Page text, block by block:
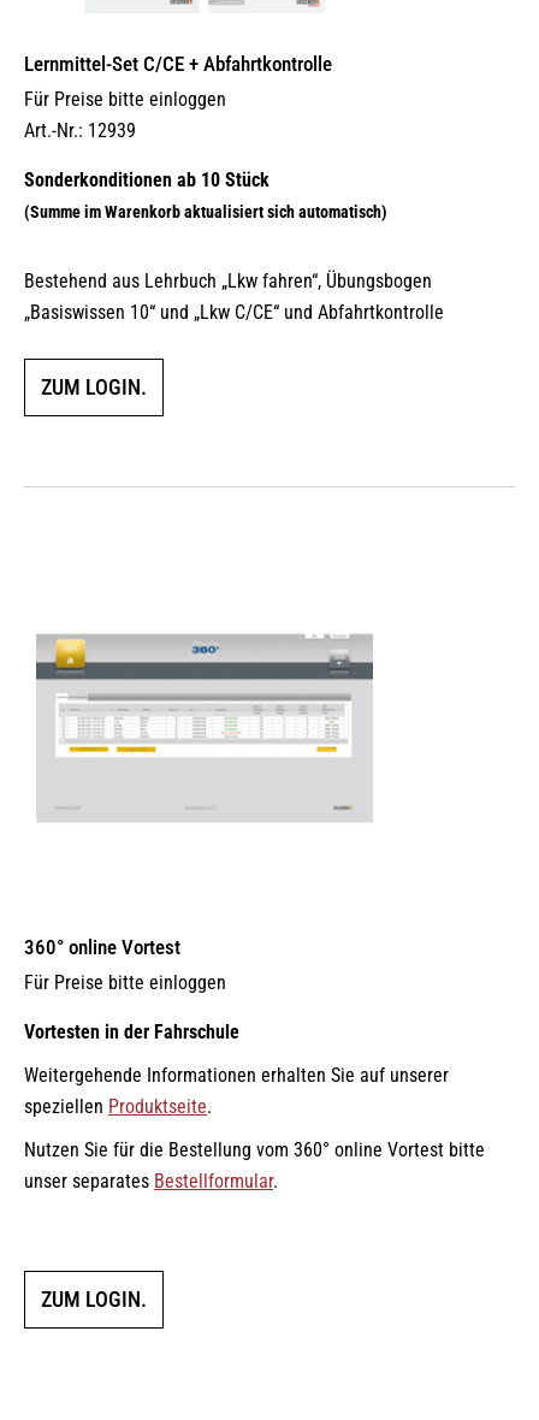
Lernmittel-Set C/CE + Abfahrtkontrolle
Für Preise bitte einloggen
Art.-Nr.: 12939
Bestehend aus Lehrbuch „Lkw fahren“, Übungsbogen
„Basiswissen 10“ und „Lkw C/CE“ und Abfahrtkontrolle
ZUM LOGIN.
360° online Vortest
Für Preise bitte einloggen
Vortesten in der Fahrschule
Weitergehende Informationen erhalten Sie auf unserer
speziellen Produktseite.
Nutzen Sie für die Bestellung vom 360° online Vortest bitte
unser separates Bestellformular.
ZUM LOGIN.